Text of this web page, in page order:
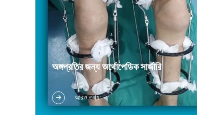
অঙ্গপ্রতির জন্য অর্থোপেডিক সার্জারি
অঙ্গ বিস্তারণ সার্জারি অঙ্গ পুনর্গঠন সার্জারি অস্থি বিকৃতি সংশোধন
সার্জারি
আরও তথ্য